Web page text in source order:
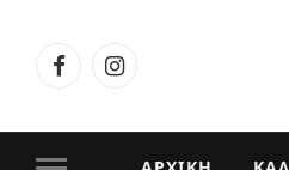
FacebookInstagram